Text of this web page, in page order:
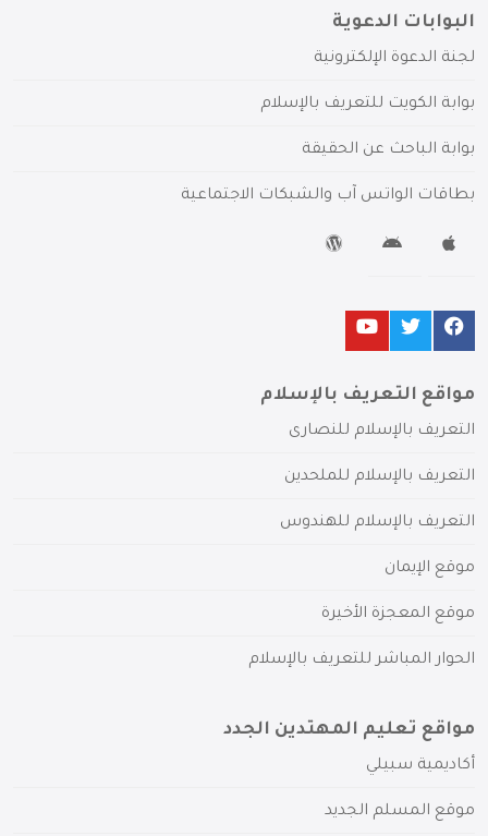
البوابات الدعوية
لجنة الدعوة الإلكترونية
بوابة الكويت للتعريف بالإسلام
بوابة الباحث عن الحقيقة
بطاقات الواتس آب والشبكات الاجتماعية
مواقع التعريف بالإسلام
التعريف بالإسلام للنصارى
التعريف بالإسلام للملحدين
التعريف بالإسلام للهندوس
موقع الإيمان
موقع المعجزة الأخيرة
الحوار المباشر للتعريف بالإسلام
مواقع تعليم المهتدين الجدد
أكاديمية سبيلي
موقع المسلم الجديد